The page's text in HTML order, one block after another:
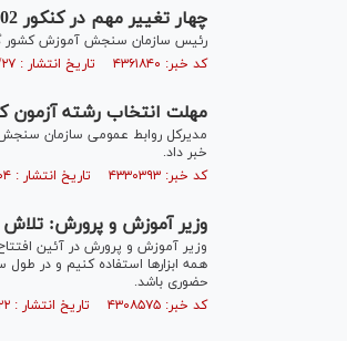
چهار تغییر مهم در کنکور 1402 اجرایی می‌شود
رئیس سازمان سنجش آموزش کشور گفت: چهار
کد خبر: ۴۳۶۱۸۴۰ تاریخ انتشار : ۱۴۰۱/۰۴/۲۷
مهلت انتخاب رشته آزمون
خبر داد.
کد خبر: ۴۳۳۰۳۹۳ تاریخ انتشار : ۱۴۰۱/۰۴/۰۴
وزیر آموزش و پرورش:
وزیر آموزش و پرورش در آئین
همه ابزارها استفاده کنیم و در
حضوری باشد.
کد خبر: ۴۳۰۸۵۷۵ تاریخ انتشار : ۱۴۰۱/۰۳/۲۲